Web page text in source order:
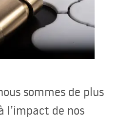
sommes de plus
de nos